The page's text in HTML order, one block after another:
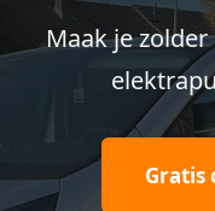
Maak je
Gratis